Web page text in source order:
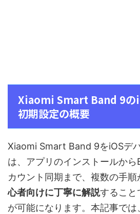
Xiaomi Smart Band 9の
初期設定の概要
Xiaomi Smart Band 9をiOSデ
は、アプリのインストールか
カウント同期まで、複数の手
心者向けに丁寧に解説すること
が可能になります。本記事では